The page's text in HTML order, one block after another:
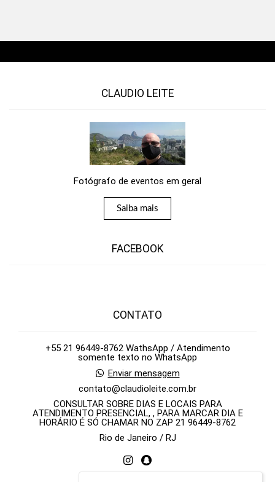
CLAUDIO LEITE
Fotógrafo de eventos em geral
Saiba mais
FACEBOOK
CONTATO
+55 21 96449-8762 WathsApp / Atendimento
somente texto no WhatsApp
Enviar mensagem
contato@claudioleite.com.br
CONSULTAR SOBRE DIAS E LOCAIS PARA
ATENDIMENTO PRESENCIAL, , PARA MARCAR DIA E
HORÁRIO É SÓ CHAMAR NO ZAP 21 96449-8762
Rio de Janeiro / RJ